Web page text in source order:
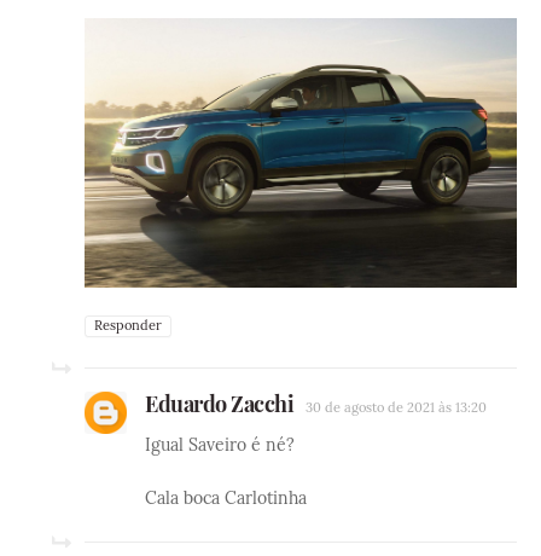
Responder
Eduardo Zacchi 30 de agosto de 2021 às 13:20
Igual Saveiro é né?
Cala boca Carlotinha